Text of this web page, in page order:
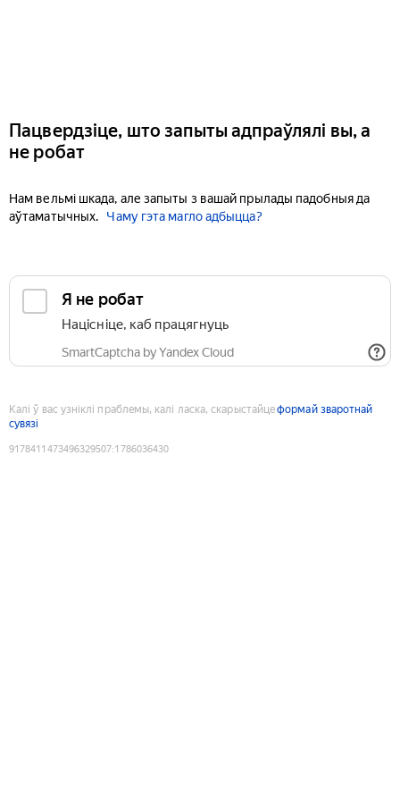
Пацвердзіце, што запыты адпраўлялі вы, а
не робат
Нам вельмі шкада, але запыты з вашай прылады падобныя да
аўтаматычных.
Чаму гэта магло адбыцца?
Я не робат
Націсніце, каб працягнуць
SmartCaptcha by Yandex Cloud
Калі ў вас узніклі праблемы, калі ласка, скарыстайцеформай зваротнай
сувязі
9178411473496329507:1786036430